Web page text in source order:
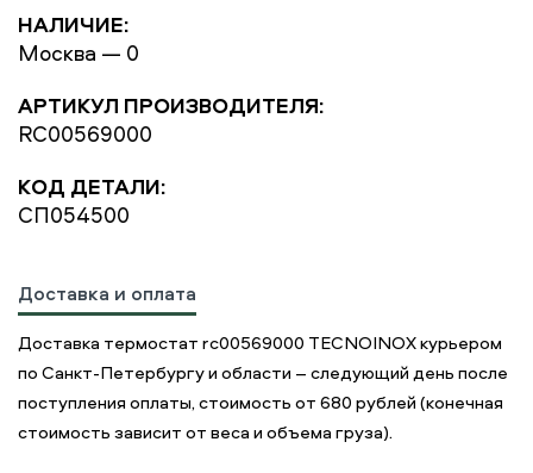
НАЛИЧИЕ:
Москва — 0
АРТИКУЛ ПРОИЗВОДИТЕЛЯ:
RC00569000
КОД ДЕТАЛИ:
СП054500
Доставка и оплата
Доставка термостат rc00569000 TECNOINOX курьером
по Санкт-Петербургу и области – следующий день после
поступления оплаты, стоимость от 680 рублей (конечная
стоимость зависит от веса и объема груза).